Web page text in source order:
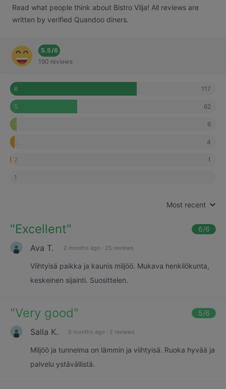
Read what people think about Bistro Vilja! All reviews are
written by verified Quandoo diners.
5.5/6
190 reviews
6 117
5 62
4 6
3 4
2 1
1
Most recent
"Excellent" 6/6
Ava T. 2 months ago · 25 reviews
Viihtyisä paikka ja kaunis miljöö. Mukava henkilökunta,
keskeinen sijainti. Suosittelen.
"Very good" 5/6
Salla K. 5 months ago · 2 reviews
Miljöö ja tunnelma on lämmin ja viihtyisä. Ruoka hyvää ja
palvelu ystävällistä.